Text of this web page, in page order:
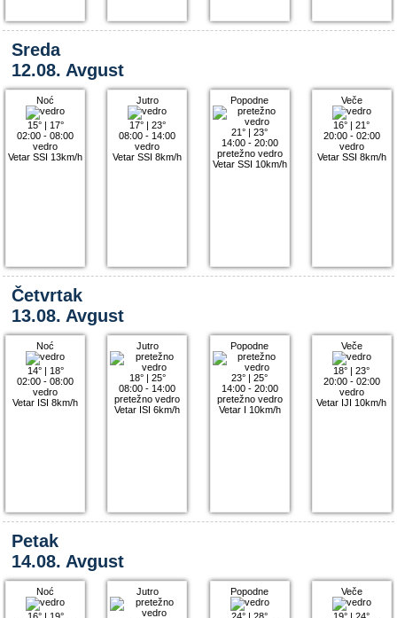
Sreda
12.08. Avgust
Noć
15°| 17°
02:00 - 08:00
vedro
Vetar SSI 13km/h
Jutro
17°| 23°
08:00 - 14:00
vedro
Vetar SSI 8km/h
Popodne
21° |23°
14:00 - 20:00
pretežno vedro
Vetar SSI 10km/h
Veče
16° |21°
20:00 - 02:00
vedro
Vetar SSI 8km/h
Četvrtak
13.08. Avgust
Noć
14°| 18°
02:00 - 08:00
vedro
Vetar ISI 8km/h
Jutro
18°| 25°
08:00 - 14:00
pretežno vedro
Vetar ISI 6km/h
Popodne
23° |25°
14:00 - 20:00
pretežno vedro
Vetar I 10km/h
Veče
18° |23°
20:00 - 02:00
vedro
Vetar IJI 10km/h
Petak
14.08. Avgust
Noć Jutro Popodne Veče